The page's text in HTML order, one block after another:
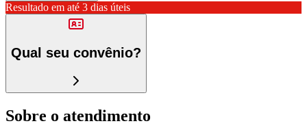
Resultado em até 3 dias úteis
Qual seu convênio?
Sobre o atendimento